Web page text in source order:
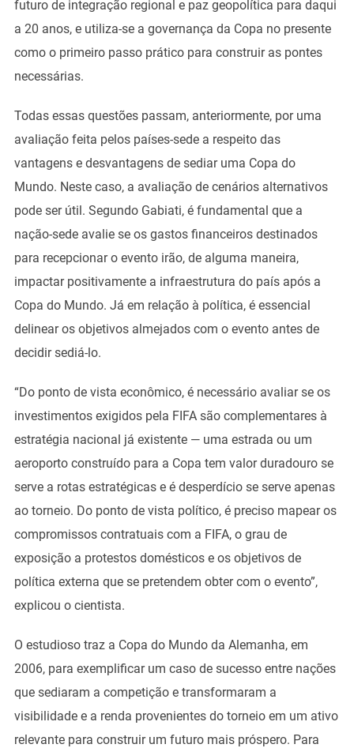
futuro de integração regional e paz geopolítica para daqui
a 20 anos, e utiliza-se a governança da Copa no presente
como o primeiro passo prático para construir as pontes
necessárias.
Todas essas questões passam, anteriormente, por uma
avaliação feita pelos países-sede a respeito das
vantagens e desvantagens de sediar uma Copa do
Mundo. Neste caso, a avaliação de cenários alternativos
pode ser útil. Segundo Gabiati, é fundamental que a
nação-sede avalie se os gastos financeiros destinados
para recepcionar o evento irão, de alguma maneira,
impactar positivamente a infraestrutura do país após a
Copa do Mundo. Já em relação à política, é essencial
delinear os objetivos almejados com o evento antes de
decidir sediá-lo.
“Do ponto de vista econômico, é necessário avaliar se os
investimentos exigidos pela FIFA são complementares à
estratégia nacional já existente — uma estrada ou um
aeroporto construído para a Copa tem valor duradouro se
serve a rotas estratégicas e é desperdício se serve apenas
ao torneio. Do ponto de vista político, é preciso mapear os
compromissos contratuais com a FIFA, o grau de
exposição a protestos domésticos e os objetivos de
política externa que se pretendem obter com o evento”,
explicou o cientista.
O estudioso traz a Copa do Mundo da Alemanha, em
2006, para exemplificar um caso de sucesso entre nações
que sediaram a competição e transformaram a
visibilidade e a renda provenientes do torneio em um ativo
relevante para construir um futuro mais próspero. Para